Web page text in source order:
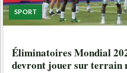
SPORT
Éliminatoires Mondial
devront jouer sur terrain